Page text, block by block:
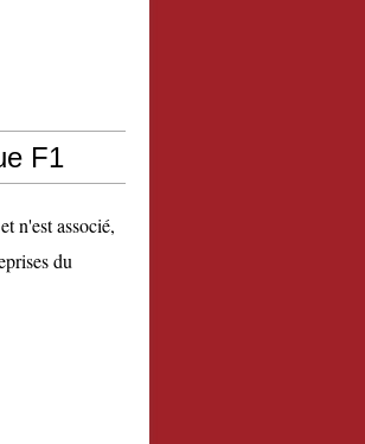
F1
n'est associé,
du